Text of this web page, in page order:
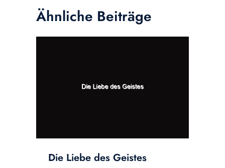
Ähnliche Beiträge
Die Liebe des Geistes